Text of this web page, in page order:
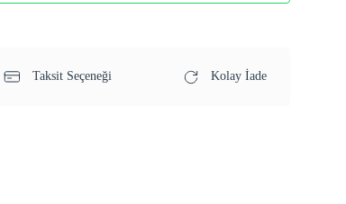
Taksit Seçeneği Kolay İade